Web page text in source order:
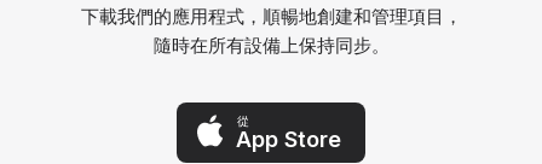
下載我們的應用程式，順暢地創建和管理項目，
隨時在所有設備上保持同步。
從
App Store